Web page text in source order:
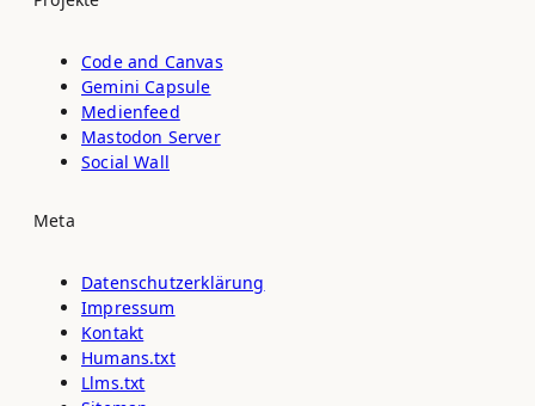
Code and Canvas
Gemini Capsule
Medienfeed
Mastodon Server
Social Wall
Meta
Datenschutz­erklärung
Impressum
Kontakt
Humans.txt
Llms.txt